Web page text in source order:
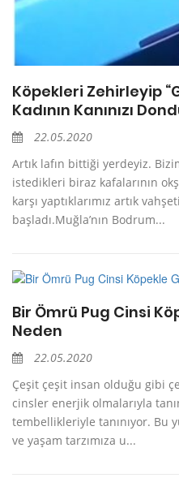
Köpekleri Zehirleyip
Kadının Kanınızı
22.05.2020
Artık lafın bittiği yerdeyiz.
istedikleri biraz kafalarının
karşı yaptıklarımız artık
başladı.Muğla’nın Bodrum...
Bir Ömrü Pug Cinsi
Neden
22.05.2020
Çeşit çeşit insan olduğu gibi
cinsler enerjik olmalarıyla
tembellikleriyle tanınıyor. Bu
ve yaşam tarzımıza u...